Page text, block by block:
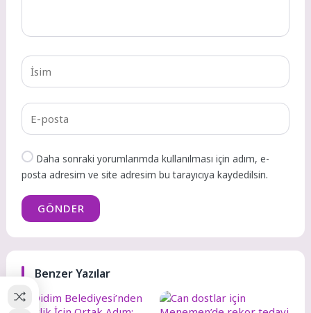
Daha sonraki yorumlarımda kullanılması için adım, e-
posta adresim ve site adresim bu tarayıcıya kaydedilsin.
GÖNDER
Benzer Yazılar